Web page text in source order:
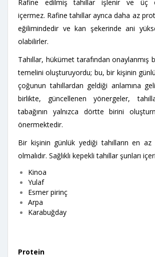
Rafine edilmiş tahıllar işlenir ve üç
içermez. Rafine tahıllar ayrıca daha az
eğilimindedir ve kan şekerinde ani
olabilirler.
Tahıllar, hükümet tarafından onaylanmış
temelini oluşturuyordu; bu, bir kişinin
çoğunun tahıllardan geldiği anlamına
birlikte, güncellenen yönergeler,
tabağının yalnızca dörtte birini
önermektedir.
Bir kişinin günlük yediği tahılların en az
olmalıdır. Sağlıklı kepekli tahıllar şunları
Kinoa
Yulaf
Esmer pirinç
Arpa
Karabuğday
Protein